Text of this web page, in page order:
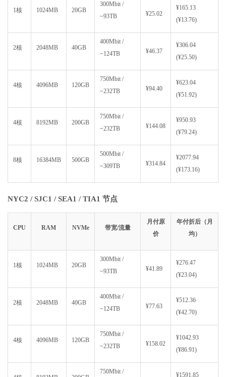
1核 1024MB 20GB
300Mbit /
~93TB
¥25.02
¥165.13
(¥13.76)
2核 2048MB 40GB
400Mbit /
~124TB
¥46.37
¥306.04
(¥25.50)
4核 4096MB 120GB
750Mbit /
~232TB
¥94.40
¥623.04
(¥51.92)
4核 8192MB 200GB
750Mbit /
~232TB
¥144.08
¥950.93
(¥79.24)
8核 16384MB 500GB
500Mbit /
~309TB
¥314.84
¥2077.94
(¥173.16)
NYC2 / SJC1 / SEA1 / TIA1 节点
CPU RAM NVMe 带宽/流量
月付原
价
年付折后（月
均）
1核 1024MB 20GB
300Mbit /
~93TB
¥41.89
¥276.47
(¥23.04)
2核 2048MB 40GB
400Mbit /
~124TB
¥77.63
¥512.36
(¥42.70)
4核 4096MB 120GB
750Mbit /
~232TB
¥158.02
¥1042.93
(¥86.91)
750Mbit / ¥1591.85